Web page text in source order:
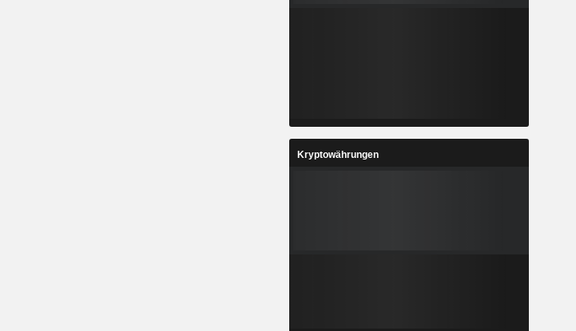
Kryptowährungen